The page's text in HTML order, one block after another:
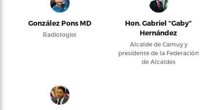
González Pons MD
Radiologist
Hon. Gabriel “Gaby”
Hernández
Alcalde de Camuy y
presidente de la Federación
de Alcaldes